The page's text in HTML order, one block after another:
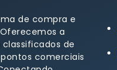
de compra e
a
de
comerciais